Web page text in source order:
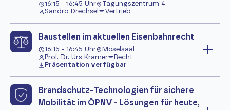
16:15 - 16:45 Uhr
Tagungszentrum 4
Sandro Drechsel
Vertrieb
Baustellen im aktuellen Eisenbahnrecht
16:15 - 16:45 Uhr
Moselsaal
Prof. Dr. Urs Kramer
Recht
Präsentation verfügbar
Brandschutz-Technologien für sichere
Mobilität im ÖPNV - Lösungen für heute,